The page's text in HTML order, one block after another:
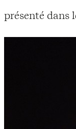
présenté dans